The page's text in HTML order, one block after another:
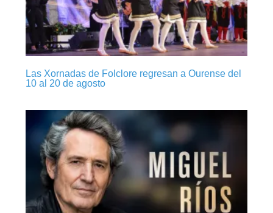
Las Xornadas de Folclore regresan a Ourense del
10 al 20 de agosto